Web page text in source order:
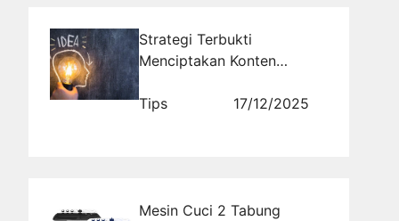
Strategi Terbukti
Menciptakan Konten
Ribuan Audiens
Tips 17/12/2025
Mesin Cuci 2 Tabung